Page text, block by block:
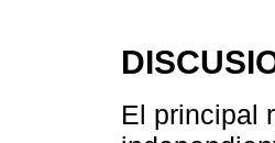
El principal